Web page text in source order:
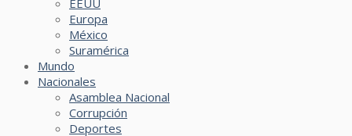
EEUU
Europa
México
Suramérica
Mundo
Nacionales
Asamblea Nacional
Corrupción
Deportes